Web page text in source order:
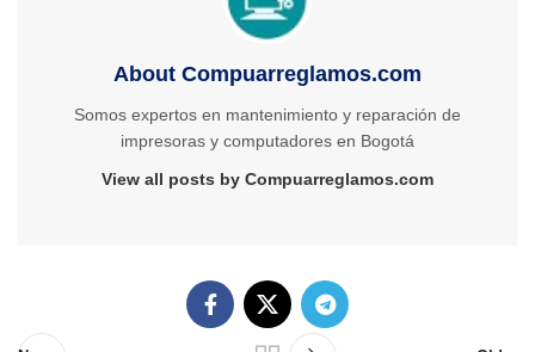
About Compuarreglamos.com
Somos expertos en mantenimiento y reparación de
impresoras y computadores en Bogotá
View all posts by Compuarreglamos.com